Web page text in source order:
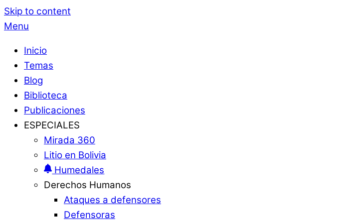
Skip to content
Menu
Inicio
Temas
Blog
Biblioteca
Publicaciones
ESPECIALES
Mirada 360
Litio en Bolivia
Humedales
Derechos Humanos
Ataques a defensores
Defensoras